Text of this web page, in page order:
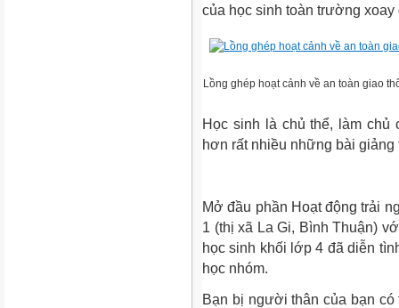
của học sinh toàn trường
Lồng ghép hoạt cảnh về an toàn giao
Học sinh là chủ thể, làm
hơn rất nhiều những bài giảng
Mở đầu phần Hoạt động trải
1 (thị xã La Gi, Bình Thuận)
học sinh khối lớp 4 đã diễn
học nhóm.
Bạn bị người thân của bạn